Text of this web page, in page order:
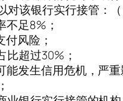
对该银行实行接管：（
不足8%；
付风险；
比超过30%；
能发生信用危机，严